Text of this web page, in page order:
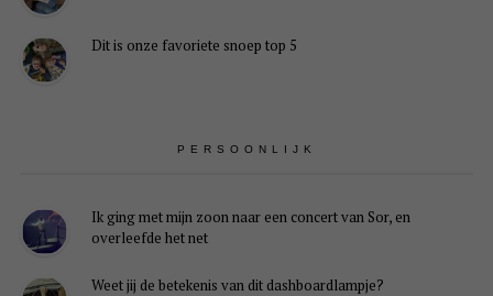
Dit is onze favoriete snoep top 5
PERSOONLIJK
Ik ging met mijn zoon naar een concert van Sor, en
overleefde het net
Weet jij de betekenis van dit dashboardlampje?